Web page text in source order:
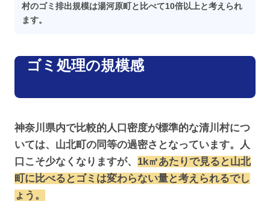
村のゴミ排出規模は湯河原町と比べて10倍以上と考えられ
ます。
ゴミ処理の規模感
神奈川県内で比較的人口密度が標準的な清川村につ
いては、山北町の同等の過密さとなっています。人
口こそ少なくなりますが、 1k㎡あたりで見ると山北
町に比べるとゴミは変わらない量と考えられるでし
ょう。